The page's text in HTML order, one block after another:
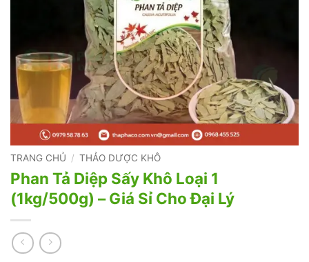
TRANG CHỦ / THẢO DƯỢC KHÔ
Phan Tả Diệp Sấy Khô Loại 1
(1kg/500g) – Giá Sỉ Cho Đại Lý